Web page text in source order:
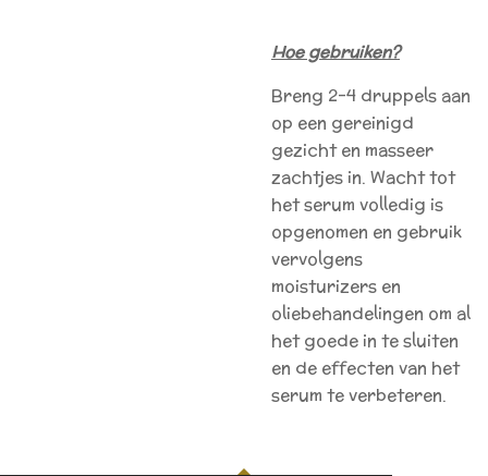
Hoe gebruiken?
Breng 2-4 druppels aan
op een gereinigd
gezicht en masseer
zachtjes in. Wacht tot
het serum volledig is
opgenomen en gebruik
vervolgens
moisturizers en
oliebehandelingen om al
het goede in te sluiten
en de effecten van het
serum te verbeteren.